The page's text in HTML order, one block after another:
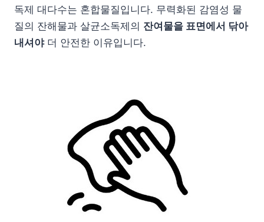
독제 대다수는 혼합물질입니다. 무력화된 감염성 물
질의 잔해물과 살균소독제의 잔여물을 표면에서 닦아
내셔야더 안전한 이유입니다.